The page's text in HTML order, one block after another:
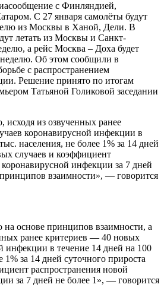
с Финляндией,
С 27 января самолёты будут
из Москвы в Ханой, Дели. В
летать из Москвы и Санкт-
а рейс Москва – Доха будет
неделю. Об этом сообщили в
с распространением
Решение принято по итогам
Татьяной Голиковой заседании
из озвученных ранее
коронавирусной инфекции в
населения, не более 1% за 14 дней
случаев и коэффициент
инфекции за 7 дней
взаимности», — говорится
основе принципов взаимности, а
ранее критериев — 40 новых
инфекции в течение 14 дней на 100
1% за 14 дней суточного прироста
распространения новой
за 7 дней не более 1», — говорится